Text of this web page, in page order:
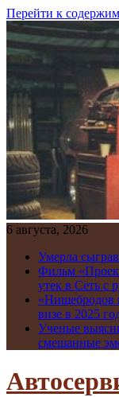
Перейти к
6 августа, 2026
Умерла
Фильм
утек в Сеть с
«Нищебродов
визе в 2025
Ученые
смешанные